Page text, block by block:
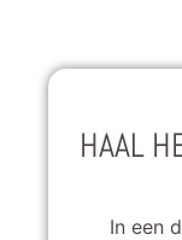
HAAL
In een